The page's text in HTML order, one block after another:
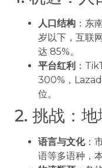
人口结构 ：东
岁以下，互联
达 85%。
平台红利 ：
300%，
位。
2. 挑战：
语言与文化：
语等多语种，